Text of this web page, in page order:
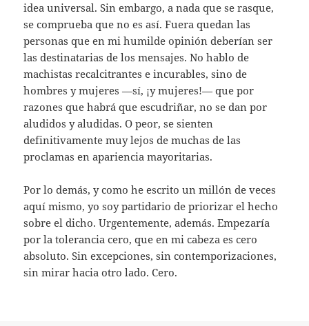
idea universal. Sin embargo, a nada que se rasque,
se comprueba que no es así. Fuera quedan las
personas que en mi humilde opinión deberían ser
las destinatarias de los mensajes. No hablo de
machistas recalcitrantes e incurables, sino de
hombres y mujeres —sí, ¡y mujeres!— que por
razones que habrá que escudriñar, no se dan por
aludidos y aludidas. O peor, se sienten
definitivamente muy lejos de muchas de las
proclamas en apariencia mayoritarias.
Por lo demás, y como he escrito un millón de veces
aquí mismo, yo soy partidario de priorizar el hecho
sobre el dicho. Urgentemente, además. Empezaría
por la tolerancia cero, que en mi cabeza es cero
absoluto. Sin excepciones, sin contemporizaciones,
sin mirar hacia otro lado. Cero.